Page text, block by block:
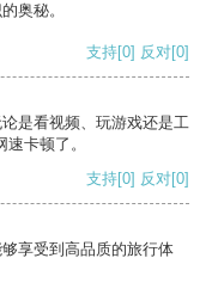
奥秘。
支持[0] 反对[0]
是看视频、玩游戏还是工
卡顿了。
支持[0] 反对[0]
享受到高品质的旅行体